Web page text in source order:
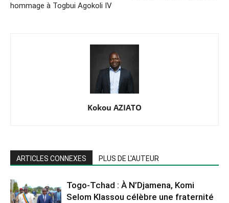
hommage à Togbui Agokoli IV
Kokou AZIATO
ARTICLES CONNEXES PLUS DE L'AUTEUR
Togo-Tchad : À N’Djamena, Komi
Selom Klassou célèbre une fraternité